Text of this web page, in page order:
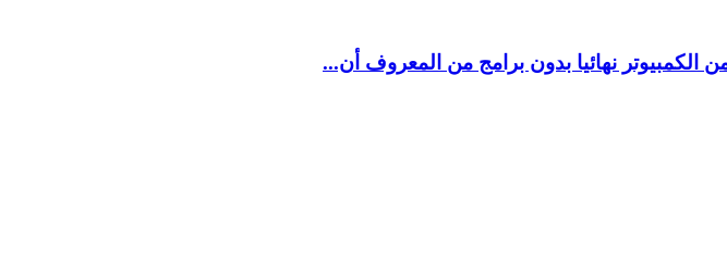
الكمبيوتر نهائيا بدون برامج من المعروف أن...